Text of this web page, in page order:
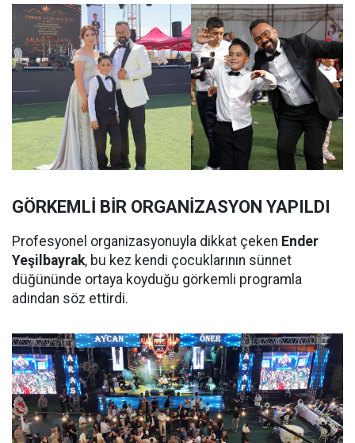
GÖRKEMLİ BİR ORGANİZASYON YAPILDI
Profesyonel organizasyonuyla dikkat çeken Ender
Yeşilbayrak, bu kez kendi çocuklarının sünnet
düğününde ortaya koyduğu görkemli programla
adından söz ettirdi.